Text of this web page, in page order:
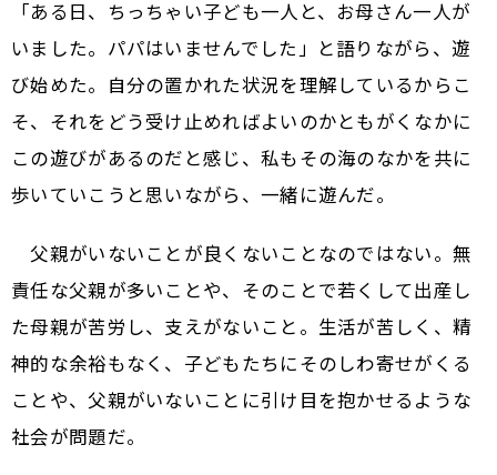
「ある日、ちっちゃい子ども一人と、お母さん一人が
いました。パパはいませんでした」と語りながら、遊
び始めた。自分の置かれた状況を理解しているからこ
そ、それをどう受け止めればよいのかともがくなかに
この遊びがあるのだと感じ、私もその海のなかを共に
歩いていこうと思いながら、一緒に遊んだ。
父親がいないことが良くないことなのではない。無
責任な父親が多いことや、そのことで若くして出産し
た母親が苦労し、支えがないこと。生活が苦しく、精
神的な余裕もなく、子どもたちにそのしわ寄せがくる
ことや、父親がいないことに引け目を抱かせるような
社会が問題だ。